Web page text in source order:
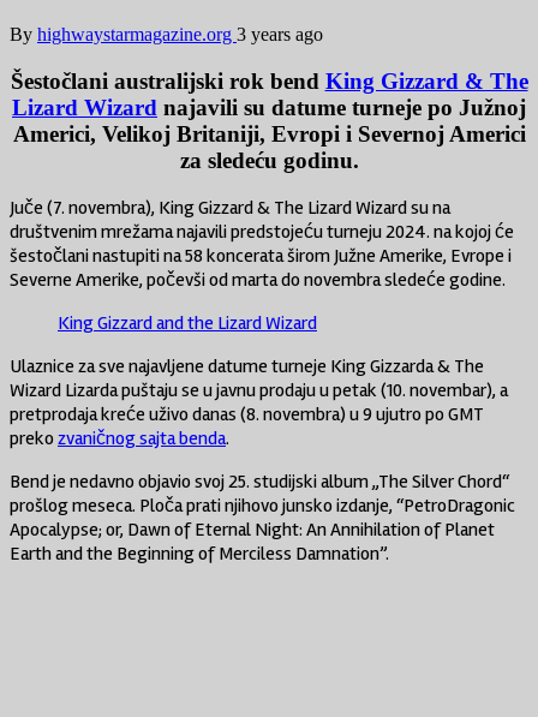
By highwaystarmagazine.org 3 years ago
Šestočlani australijski rok bend King Gizzard & The
Lizard Wizard najavili su datume turneje po Južnoj
Americi, Velikoj Britaniji, Evropi i Severnoj Americi
za sledeću godinu.
Juče (7. novembra), King Gizzard & The Lizard Wizard su na
društvenim mrežama najavili predstojeću turneju 2024. na kojoj će
šestočlani nastupiti na 58 koncerata širom Južne Amerike, Evrope i
Severne Amerike, počevši od marta do novembra sledeće godine.
King Gizzard and the Lizard Wizard
Ulaznice za sve najavljene datume turneje King Gizzarda & The
Wizard Lizarda puštaju se u javnu prodaju u petak (10. novembar), a
pretprodaja kreće uživo danas (8. novembra) u 9 ujutro po GMT
preko zvaničnog sajta benda.
Bend je nedavno objavio svoj 25. studijski album „The Silver Chord“
prošlog meseca. Ploča prati njihovo junsko izdanje, “PetroDragonic
Apocalypse; or, Dawn of Eternal Night: An Annihilation of Planet
Earth and the Beginning of Merciless Damnation”.